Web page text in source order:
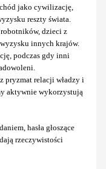
jako cywilizację,
reszty świata.
dzieci z
innych krajów.
podczas gdy inni
pryzmat relacji władzy i
aktywnie wykorzystują
hasła głoszące
rzeczywistości